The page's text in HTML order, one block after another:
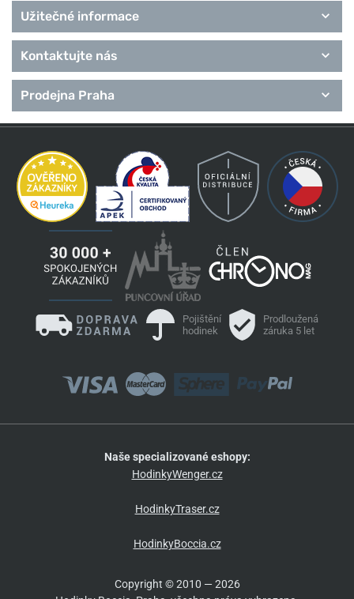
Užitečné informace
Kontaktujte nás
Prodejna Praha
Pojištění
hodinek
Prodloužená
záruka 5 let
Naše specializované eshopy:
HodinkyWenger.cz
HodinkyTraser.cz
HodinkyBoccia.cz
Copyright © 2010 — 2026